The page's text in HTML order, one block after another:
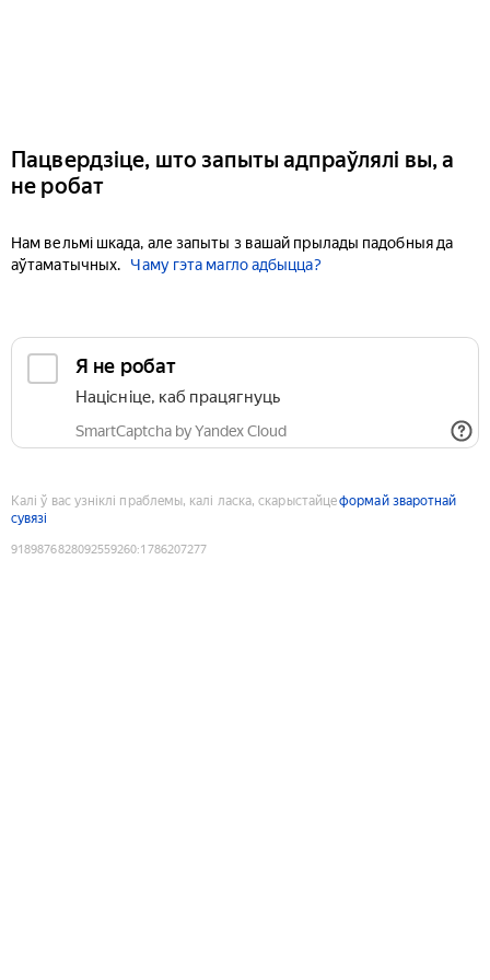
Пацвердзіце, што запыты адпраўлялі вы, а
не робат
Нам вельмі шкада, але запыты з вашай прылады падобныя да
аўтаматычных.
Чаму гэта магло адбыцца?
Я не робат
Націсніце, каб працягнуць
SmartCaptcha by Yandex Cloud
Калі ў вас узніклі праблемы, калі ласка, скарыстайцеформай зваротнай
сувязі
9189876828092559260:1786207277